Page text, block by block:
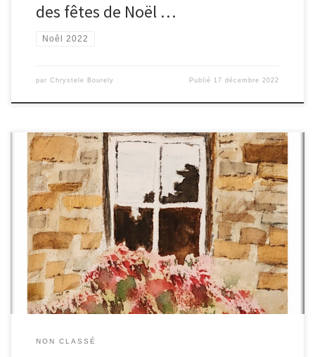
des fêtes de Noël …
Noêl 2022
par Chrystele Bourely Publié 17 décembre 2022
Pour ceux qui veulent faire plaisir à leurs proches … Avez-vous
déjà pensé à lui offrir une jolie aquarelle ? Je peux peindre à la
demande, à partir d’une photo .. ou autres N’hésitez pas à me
contacter ! Chrystèle
NON CLASSÉ